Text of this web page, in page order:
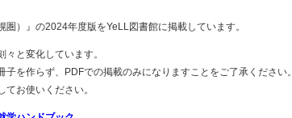
圏）』の2024年度版をYeLL図書館に掲載しています。
と変化しています。
を作らず、PDFでの掲載のみになりますことをご了承ください。
お使いください。